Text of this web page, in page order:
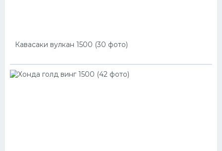
Кавасаки вулкан 1500 (30 фото)